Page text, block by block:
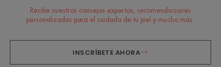
Recibe nuestros consejos expertos, recomendaciones
personalizadas para el cuidado de tu piel y mucho más.
INSCRÍBETE AHORA